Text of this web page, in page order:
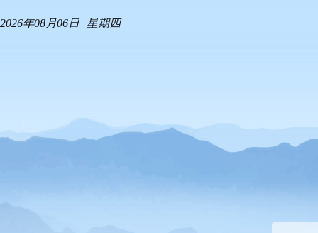
2026年08月06日 星期四